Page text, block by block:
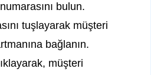
bulun.
tuşlayarak müşteri
bağlanın.
müşteri